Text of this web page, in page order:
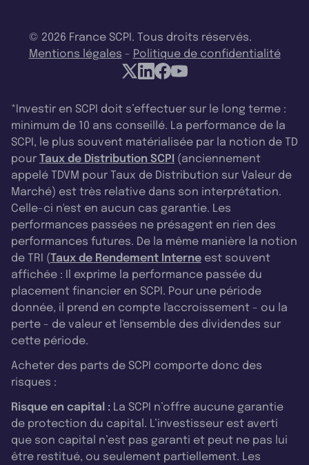
© 2026 France SCPI. Tous droits réservés.
Mentions légales - Politique de confidentialité
*Investir en SCPI doit s’effectuer sur le long terme :
minimum de 10 ans conseillé. La performance de la
SCPI, le plus souvent matérialisée par la notion de TD
pour Taux de Distribution SCPI (anciennement
appelé TDVM pour Taux de Distribution sur Valeur de
Marché) est très relative dans son interprétation.
Celle-ci n'est en aucun cas garantie. Les
performances passées ne présagent en rien des
performances futures. De la même manière la notion
de TRI (Taux de Rendement Interne est souvent
affichée : Il exprime la performance passée du
placement financier en SCPI. Pour une période
donnée, il prend en compte l'accroissement - ou la
perte - de valeur et l'ensemble des dividendes sur
cette période.
Acheter des parts de SCPI comporte donc des
risques :
Risque en capital : La SCPI n’offre aucune garantie
de protection du capital. L’investisseur est averti
que son capital n’est pas garanti et peut ne pas lui
être restitué, ou seulement partiellement. Les